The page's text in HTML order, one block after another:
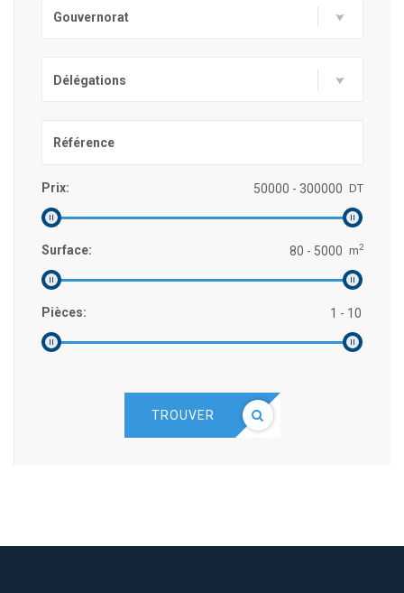
Gouvernorat
Délégations
Prix: DT
Surface: m2
Pièces:
TROUVER